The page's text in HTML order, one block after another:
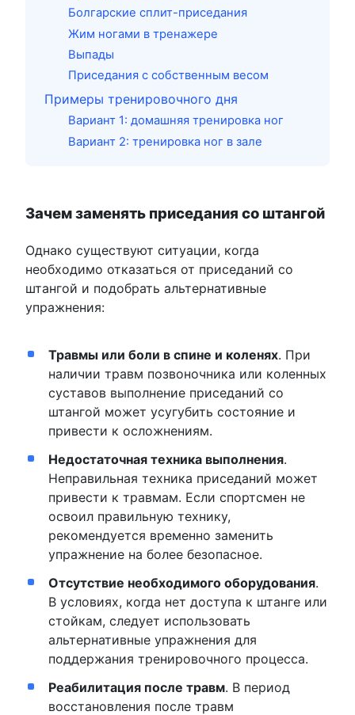
Болгарские сплит-приседания
Жим ногами в тренажере
Выпады
Приседания с собственным весом
Примеры тренировочного дня
Вариант 1: домашняя тренировка ног
Вариант 2: тренировка ног в зале
Зачем заменять приседания со штангой
Однако существуют ситуации, когда
необходимо отказаться от приседаний со
штангой и подобрать альтернативные
упражнения:
Травмы или боли в спине и коленях. При
наличии травм позвоночника или коленных
суставов выполнение приседаний со
штангой может усугубить состояние и
привести к осложнениям.
Недостаточная техника выполнения.
Неправильная техника приседаний может
привести к травмам. Если спортсмен не
освоил правильную технику,
рекомендуется временно заменить
упражнение на более безопасное.
Отсутствие необходимого оборудования.
В условиях, когда нет доступа к штанге или
стойкам, следует использовать
альтернативные упражнения для
поддержания тренировочного процесса.
Реабилитация после травм. В период
восстановления после травм